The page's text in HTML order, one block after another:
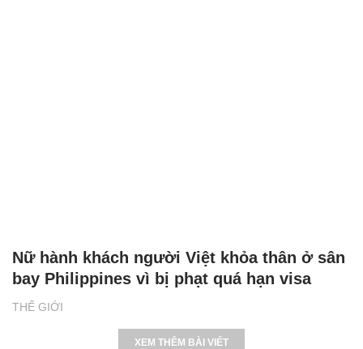
THẾ GIỚI
Nữ hành khách người Việt khỏa thân ở sân
bay Philippines vì bị phạt quá hạn visa
XEM THÊM BÀI VIẾT